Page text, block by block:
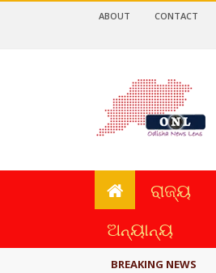
ABOUT CONTACT
ରାଜ୍ୟ
ଅନ୍ୟାନ୍ୟ
BREAKING NEWS